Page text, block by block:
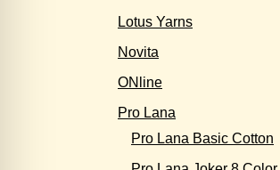
Lotus Yarns
Novita
ONline
Pro Lana
Pro Lana Basic Cotton